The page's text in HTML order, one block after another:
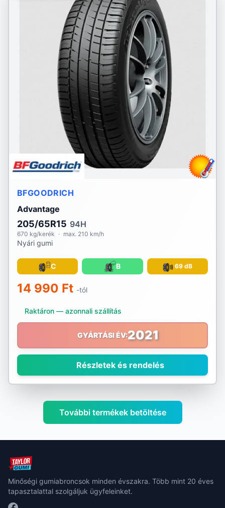
BFGOODRICH
Advantage
205/65R15 94H
670 kg/kerék · max. 210 km/h
Nyári gumi
C B 69 dB
14 990 Ft -tól
Raktáron — azonnali szállítás
GYÁRTÁSI ÉV:2021
Részletek és rendelés
További termékek betöltése
Minőségi gumiabroncsok minden évszakra. Több mint 20 éves
tapasztalattal szolgáljuk ügyfeleinket.